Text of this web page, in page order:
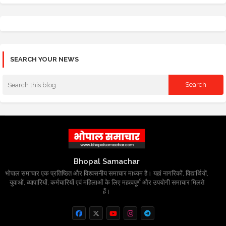
SEARCH YOUR NEWS
Bhopal Samachar
भोपाल समाचार एक प्रतिष्ठित और विश्वसनीय समाचार माध्यम है। यहां नागरिकों, विद्यार्थियों,
युवाओं, व्यापारियों, कर्मचारियों एवं महिलाओं के लिए महत्वपूर्ण और उपयोगी समाचार मिलते
हैं।